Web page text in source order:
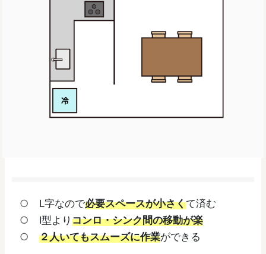
L字なので必要スペースが小さくて済む
I型よりコンロ・シンク間の移動が楽
２人いてもスムーズに作業ができる